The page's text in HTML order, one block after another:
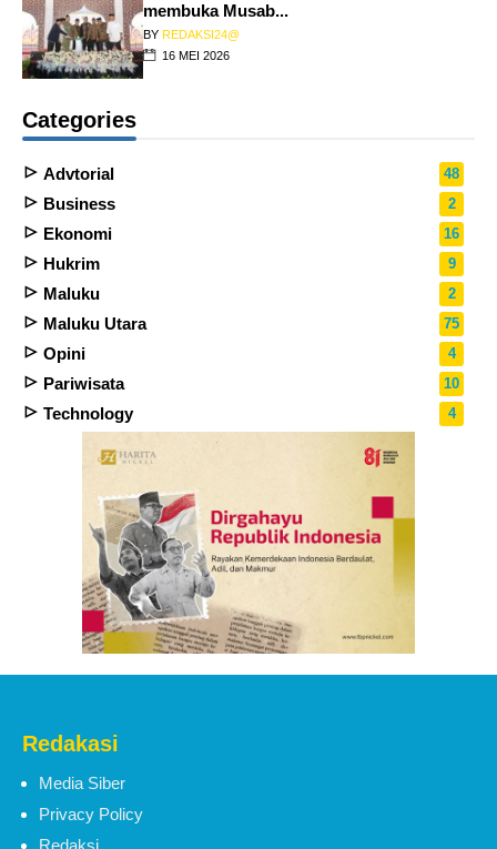
membuka Musab...
BY REDAKSI24@
16 MEI 2026
Categories
Advtorial 48
Business 2
Ekonomi 16
Hukrim 9
Maluku 2
Maluku Utara 75
Opini 4
Pariwisata 10
Technology 4
Redakasi
Media Siber
Privacy Policy
Redaksi